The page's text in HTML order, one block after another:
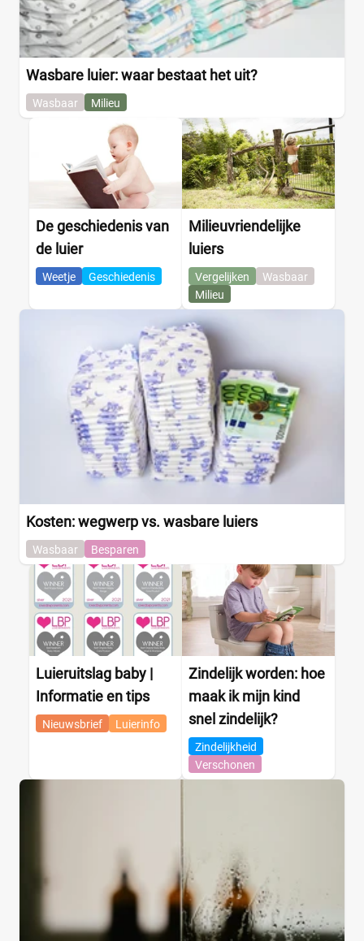
Wasbare luier: waar bestaat het uit?
Wasbaar Milieu
De geschiedenis van
de luier
Weetje Geschiedenis
Milieuvriendelijke
luiers
Vergelijken
Wasbaar
Milieu
Kosten: wegwerp vs. wasbare luiers
Wasbaar Besparen
Luieruitslag baby |
Informatie en tips
Nieuwsbrief Luierinfo
Zindelijk worden: hoe
maak ik mijn kind
snel zindelijk?
Zindelijkheid
Verschonen